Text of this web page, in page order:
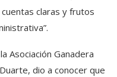
claras y frutos
Asociación Ganadera
dio a conocer que